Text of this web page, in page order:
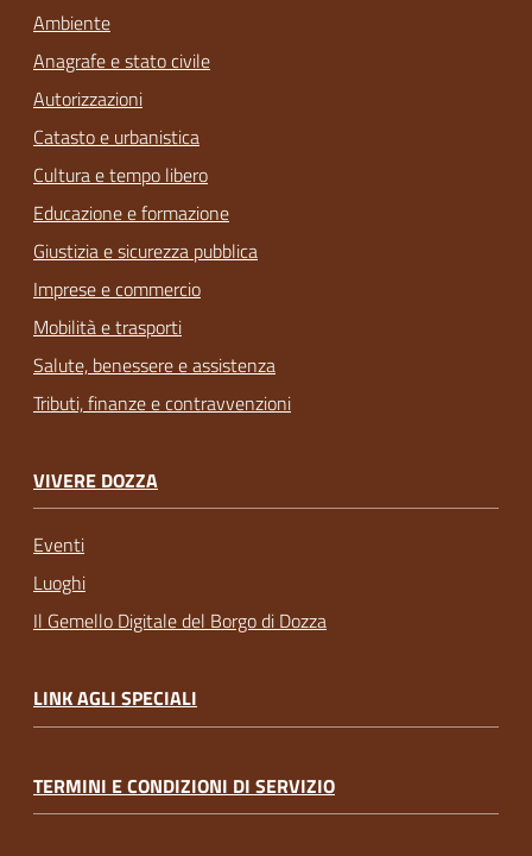
Ambiente
Anagrafe e stato civile
Autorizzazioni
Catasto e urbanistica
Cultura e tempo libero
Educazione e formazione
Giustizia e sicurezza pubblica
Imprese e commercio
Mobilità e trasporti
Salute, benessere e assistenza
Tributi, finanze e contravvenzioni
VIVERE DOZZA
Eventi
Luoghi
Il Gemello Digitale del Borgo di Dozza
LINK AGLI SPECIALI
TERMINI E CONDIZIONI DI SERVIZIO